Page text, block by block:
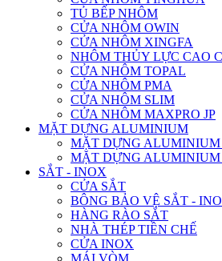
TỦ BẾP NHÔM
CỬA NHÔM OWIN
CỬA NHÔM XINGFA
NHÔM THỦY LỰC CAO
CỬA NHÔM TOPAL
CỬA NHÔM PMA
CỬA NHÔM SLIM
CỬA NHÔM MAXPRO JP
MẶT DỰNG ALUMINIUM
MẶT DỰNG
MẶT DỰNG ALUMINIUM
SẮT - INOX
CỬA SẮT
BÔNG BẢO VỆ SẮT -
HÀNG RÀO SẮT
NHÀ THÉP TIỀN CHẾ
CỬA INOX